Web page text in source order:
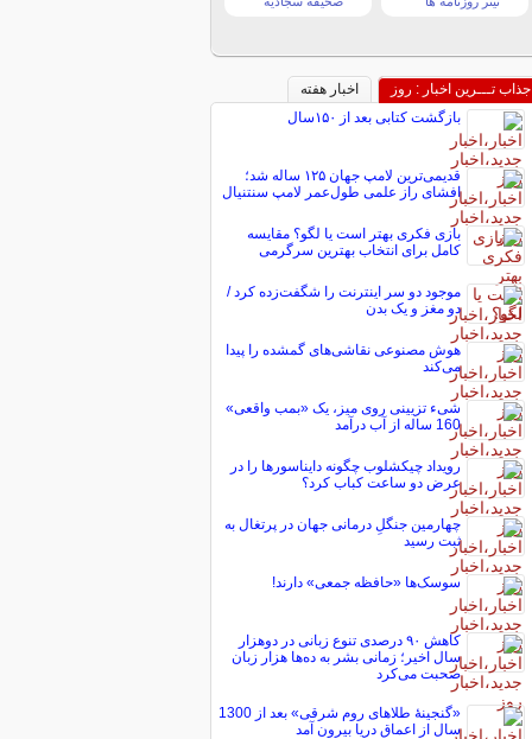
جذاب تـــرین اخبار : روز
اخبار هفته
بازگشت کتابی بعد از ۱۵۰سال
قدیمی‌ترین لامپ جهان ۱۲۵ ساله شد؛
افشای راز علمی طول‌عمر لامپ سنتنیال
بازی فکری بهتر است یا لگو؟ مقایسه
کامل برای انتخاب بهترین سرگرمی
موجود دو سر اینترنت را شگفت‌زده کرد /
دو مغز و یک بدن
هوش مصنوعی نقاشی‌های گمشده را پیدا
می‌کند
شیء تزیینی روی میز، یک «بمب واقعی»
160 ساله از آب درآمد
رویداد چیکشلوب چگونه دایناسورها را در
عرض دو ساعت کباب کرد؟
چهارمین جنگلِ درمانی جهان در پرتغال به
ثبت رسید
سوسک‌ها «حافظه جمعی» دارند!
کاهش ۹۰ درصدی تنوع زبانی در دوهزار
سال اخیر؛ زمانی بشر به ده‌ها هزار زبان
صحبت می‌کرد
«گنجینۀ طلاهای روم شرقی» بعد از 1300
سال از اعماق دریا بیرون آمد